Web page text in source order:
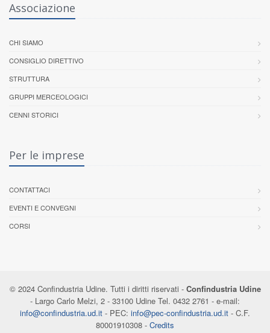
Associazione
CHI SIAMO
CONSIGLIO DIRETTIVO
STRUTTURA
GRUPPI MERCEOLOGICI
CENNI STORICI
Per le imprese
CONTATTACI
EVENTI E CONVEGNI
CORSI
© 2024 Confindustria Udine. Tutti i diritti riservati - Confindustria Udine
- Largo Carlo Melzi, 2 - 33100 Udine Tel. 0432 2761 - e-mail:
info@confindustria.ud.it - PEC: info@pec-confindustria.ud.it - C.F.
80001910308 - Credits